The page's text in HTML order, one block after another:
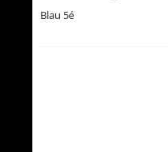
Blau 5é